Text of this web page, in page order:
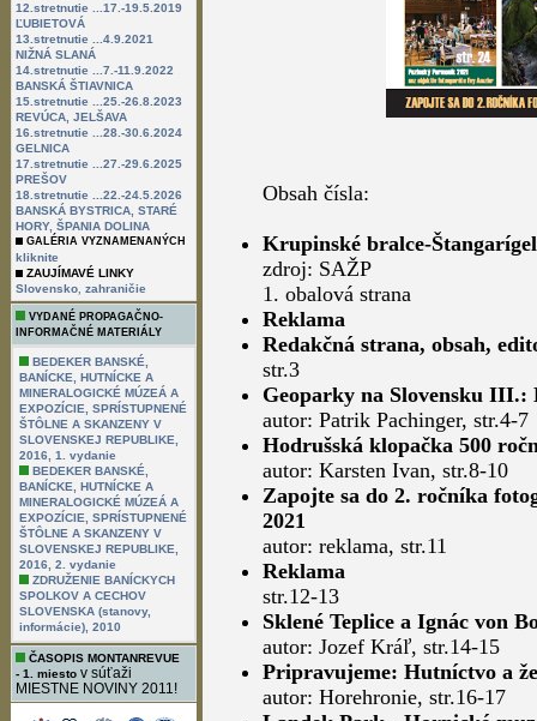
12.stretnutie ...17.-19.5.2019
ĽUBIETOVÁ
13.stretnutie ...4.9.2021
NIŽNÁ SLANÁ
14.stretnutie ...7.-11.9.2022
BANSKÁ ŠTIAVNICA
15.stretnutie ...25.-26.8.2023
REVÚCA, JELŠAVA
16.stretnutie ...28.-30.6.2024
GELNICA
17.stretnutie ...27.-29.6.2025
PREŠOV
18.stretnutie ...22.-24.5.2026
BANSKÁ BYSTRICA, STARÉ
HORY, ŠPANIA DOLINA
GALÉRIA VYZNAMENANÝCH
kliknite
ZAUJÍMAVÉ LINKY
Slovensko zahraničie
VYDANÉ PROPAGAČNO-
INFORMAČNÉ MATERIÁLY
BEDEKER BANSKÉ,
BANÍCKE, HUTNÍCKE A
MINERALOGICKÉ MÚZEÁ A
EXPOZÍCIE, SPRÍSTUPNENÉ
ŠTÔLNE A SKANZENY V
SLOVENSKEJ REPUBLIKE,
2016, 1. vydanie
BEDEKER BANSKÉ,
BANÍCKE, HUTNÍCKE A
MINERALOGICKÉ MÚZEÁ A
EXPOZÍCIE, SPRÍSTUPNENÉ
ŠTÔLNE A SKANZENY V
SLOVENSKEJ REPUBLIKE,
2016, 2. vydanie
ZDRUŽENIE BANÍCKYCH
SPOLKOV A CECHOV
SLOVENSKA (stanovy,
informácie), 2010
ČASOPIS MONTANREVUE
- 1. miesto v súťaži
MIESTNE NOVINY 2011!
Obsah čísla:
Krupinské bralce-
zdroj: SAŽP
1. obalová strana
Reklama
Redakčná strana, obsah,
str.3
Geoparky na Slovensku III.:
autor: Patrik Pachinger, str.4-7
Hodrušská klopačka 500
autor: Karsten Ivan, str.8-10
Zapojte sa do 2. ročníka
2021
autor: reklama, str.11
Reklama
str.12-13
Sklené Teplice a Ignác von
autor: Jozef Kráľ, str.14-15
Pripravujeme: Hutníctvo a
autor: Horehronie, str.16-17